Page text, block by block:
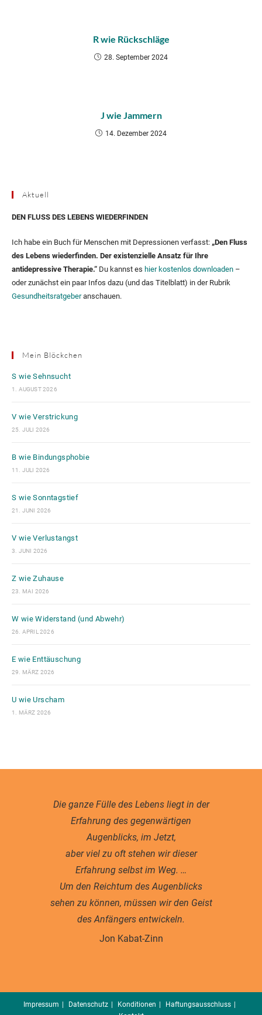
R wie Rückschläge
28. September 2024
J wie Jammern
14. Dezember 2024
Aktuell
DEN FLUSS DES LEBENS WIEDERFINDEN
Ich habe ein Buch für Menschen mit Depressionen verfasst: „Den Fluss
des Lebens wiederfinden. Der existenzielle Ansatz für Ihre
antidepressive Therapie.“ Du kannst es hier kostenlos downloaden –
oder zunächst ein paar Infos dazu (und das Titelblatt) in der Rubrik
Gesundheitsratgeberanschauen.
Mein Blöckchen
S wie Sehnsucht
1. AUGUST 2026
V wie Verstrickung
25. JULI 2026
B wie Bindungsphobie
11. JULI 2026
S wie Sonntagstief
21. JUNI 2026
V wie Verlustangst
3. JUNI 2026
Z wie Zuhause
23. MAI 2026
W wie Widerstand (und Abwehr)
26. APRIL 2026
E wie Enttäuschung
29. MÄRZ 2026
U wie Urscham
1. MÄRZ 2026
Die ganze Fülle des Lebens liegt in der
Erfahrung des gegenwärtigen
Augenblicks, im Jetzt,
aber viel zu oft stehen wir dieser
Erfahrung selbst im Weg. …
Um den Reichtum des Augenblicks
sehen zu können, müssen wir den Geist
des Anfängers entwickeln.
Jon Kabat-Zinn
Impressum Datenschutz Konditionen
Haftungsausschluss